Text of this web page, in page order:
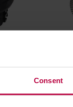
Consent